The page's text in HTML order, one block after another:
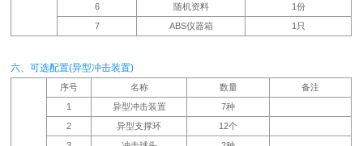
6
随机资料
1份
7
ABS仪器箱 1只
六、可选配置(异型冲击装置)
序号 名称 数量
备注
1
异型冲击装置
7种
2
异型支撑环
12个